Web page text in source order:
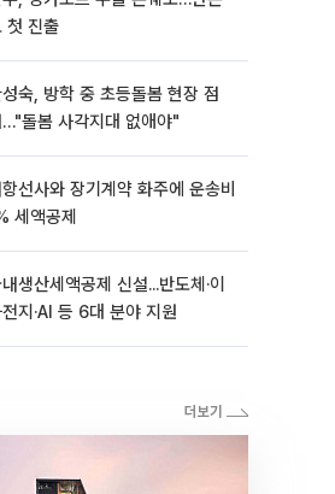
첫 진출
숙, 방학 중 초등돌봄 현장 점
…"돌봄 사각지대 없애야"
선사와 장기계약 화주에 운송비
세액공제
생산세액공제 신설...반도체·이
지·AI 등 6대 분야 지원